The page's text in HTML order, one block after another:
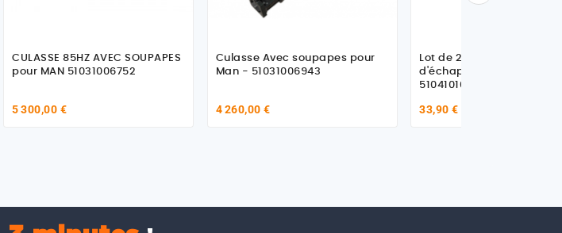
CULASSE 85HZ AVEC SOUPAPES
pour MAN 51031006752
5 300,00 €
Culasse Avec soupapes pour
Man - 51031006943
4 260,00 €
Lot de 2 Soupapes
d'échappement pour Man
51041010483 -
33,90 €